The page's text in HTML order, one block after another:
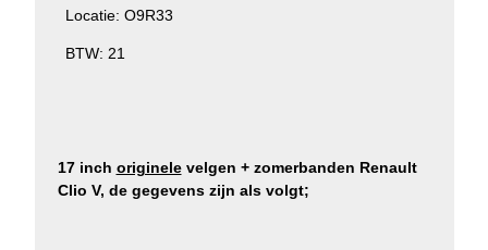
Locatie: O9R33
BTW: 21
17 inch originelevelgen + zomerbanden Renault
Clio V, de gegevens zijn als volgt;